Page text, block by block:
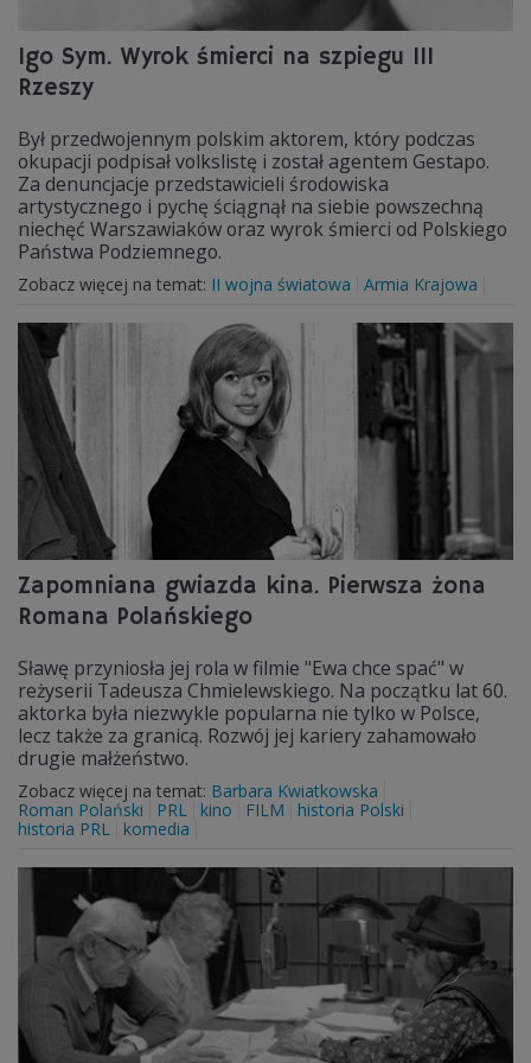
Igo Sym. Wyrok śmierci na szpiegu III
Rzeszy
Był przedwojennym polskim aktorem, który podczas
okupacji podpisał volkslistę i został agentem Gestapo.
Za denuncjacje przedstawicieli środowiska
artystycznego i pychę ściągnął na siebie powszechną
niechęć Warszawiaków oraz wyrok śmierci od Polskiego
Państwa Podziemnego.
Zobacz więcej na temat: II wojna światowa Armia Krajowa
Zapomniana gwiazda kina. Pierwsza żona
Romana Polańskiego
Sławę przyniosła jej rola w filmie "Ewa chce spać" w
reżyserii Tadeusza Chmielewskiego. Na początku lat 60.
aktorka była niezwykle popularna nie tylko w Polsce,
lecz także za granicą. Rozwój jej kariery zahamowało
drugie małżeństwo.
Zobacz więcej na temat: Barbara Kwiatkowska
Roman Polański
PRL kino FILM
historia Polski
historia PRL
komedia